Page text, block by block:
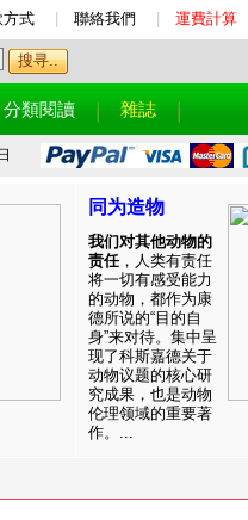
方式 聯絡我們 運費計算
分類閱讀 雜誌
同为造物
我们对其他动物的
责任，人类有责任
将一切有感受能力
的动物，都作为康
德所说的“目的自
身”来对待。集中呈
现了科斯嘉德关于
动物议题的核心研
究成果，也是动物
伦理领域的重要著
作。...